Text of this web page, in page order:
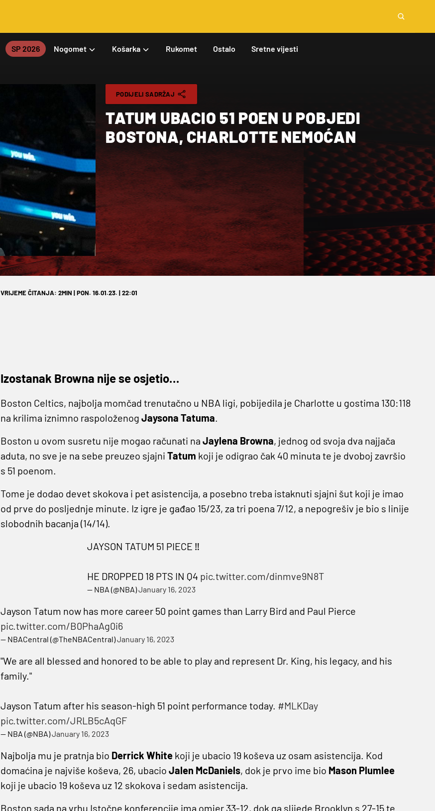
SP 2026 Nogomet Košarka Rukomet Ostalo Sretne vijesti
PODIJELI SADRŽAJ
TATUM UBACIO 51 POEN U POBJEDI
BOSTONA, CHARLOTTE NEMOĆAN
VRIJEME ČITANJA: 2MIN | PON. 16.01.23. | 22:01
Izostanak Browna nije se osjetio…
Boston Celtics, najbolja momčad trenutačno u NBA ligi, pobijedila je Charlotte u gostima 130:118
na krilima iznimno raspoloženog Jaysona Tatuma.
Boston u ovom susretu nije mogao računati na Jaylena Browna, jednog od svoja dva najjača
aduta, no sve je na sebe preuzeo sjajni Tatum koji je odigrao čak 40 minuta te je dvoboj završio
s 51 poenom.
Tome je dodao devet skokova i pet asistencija, a posebno treba istaknuti sjajni šut koji je imao
od prve do posljednje minute. Iz igre je gađao 15/23, za tri poena 7/12, a nepogrešiv je bio s linije
slobodnih bacanja (14/14).
JAYSON TATUM 51 PIECE ‼️
HE DROPPED 18 PTS IN Q4 pic.twitter.com/dinmve9N8T
— NBA (@NBA)January 16, 2023
Jayson Tatum now has more career 50 point games than Larry Bird and Paul Pierce
pic.twitter.com/B0PhaAg0i6
— NBACentral (@TheNBACentral)January 16, 2023
"We are all blessed and honored to be able to play and represent Dr. King, his legacy, and his
family."
Jayson Tatum after his season-high 51 point performance today. #MLKDay
pic.twitter.com/JRLB5cAqGF
— NBA (@NBA)January 16, 2023
Najbolja mu je pratnja bio Derrick Whitekoji je ubacio 19 koševa uz osam asistencija. Kod
domaćina je najviše koševa, 26, ubacio Jalen McDaniels, dok je prvo ime bio Mason Plumlee
koji je ubacio 19 koševa uz 12 skokova i sedam asistencija.
Boston sada na vrhu Istočne konferencije ima omjer 33-12, dok ga slijede Brooklyn s 27-15 te